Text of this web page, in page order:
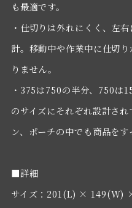
も最適です。
・仕切りは外れにくく、左
計。移動中や作業中に仕切
りません。
・375は750の半分、750は
のサイズにそれぞれ設計さ
ン、ポーチの中でも商品をす
■詳細
サイズ：201(L) × 149(W)